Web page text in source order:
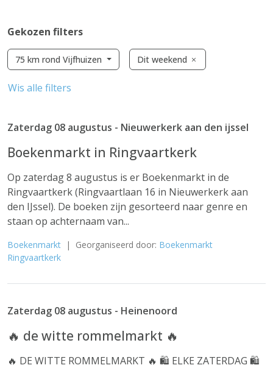
Gekozen filters
75 km rond Vijfhuizen Dit weekend
Wis alle filters
Zaterdag 08 augustus - Nieuwerkerk aan den ijssel
Boekenmarkt in Ringvaartkerk
Op zaterdag 8 augustus is er Boekenmarkt in de
Ringvaartkerk (Ringvaartlaan 16 in Nieuwerkerk aan
den IJssel). De boeken zijn gesorteerd naar genre en
staan op achternaam van...
Boekenmarkt | Georganiseerd door: Boekenmarkt
Ringvaartkerk
Zaterdag 08 augustus - Heinenoord
🔥 de witte rommelmarkt 🔥
🔥 DE WITTE ROMMELMARKT 🔥 🛍️ ELKE ZATERDAG 🛍️